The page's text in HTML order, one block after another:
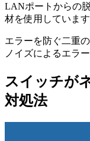
LANポートからの
材を使用しています
エラーを防ぐ二重
ノイズによるエラ
スイッチが
対処法